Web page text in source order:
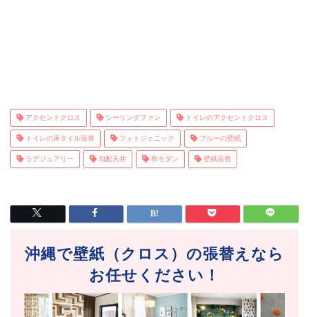
アクセントクロス シーリングファン トイレのアクセントクロス
トイレの床タイル張替 フォトジェニック ブルーの壁紙
ラグジュアリー 勾配天井 和モダン 壁紙張替
沖縄で壁紙（クロス）の張替えなら
お任せください！